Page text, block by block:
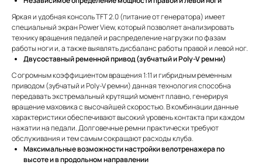
Яркая и удобная консоль TFT 2.0 (питание от генератора) имеет
специальный экран Power View, который позволяет анализировать
технику вращения педалей и распределение нагрузки по фазам
работы ноги и, а также выявлять дисбаланс работы правой и левой ног.
Двусоставный ременной привод (зубчатый и Poly-V ремни)
С огромным коэффициентом вращения 1:11 и гибридным ременным
приводом (зубчатый и Poly-V ремни) данная технология способна
передавать экстремальный крутящий момент плавно, генерируя
вращение маховика с высочайшей скоростью. В комбинации данные
характеристики обеспечивают высокий уровень контакта при каждом
нажатии на педали. Долговечные ремни практически требуют
обслуживания и тем самым сокращают расходы клуба.
Максимальные возможности настройки велотренажера по
высоте и в продольном направлении